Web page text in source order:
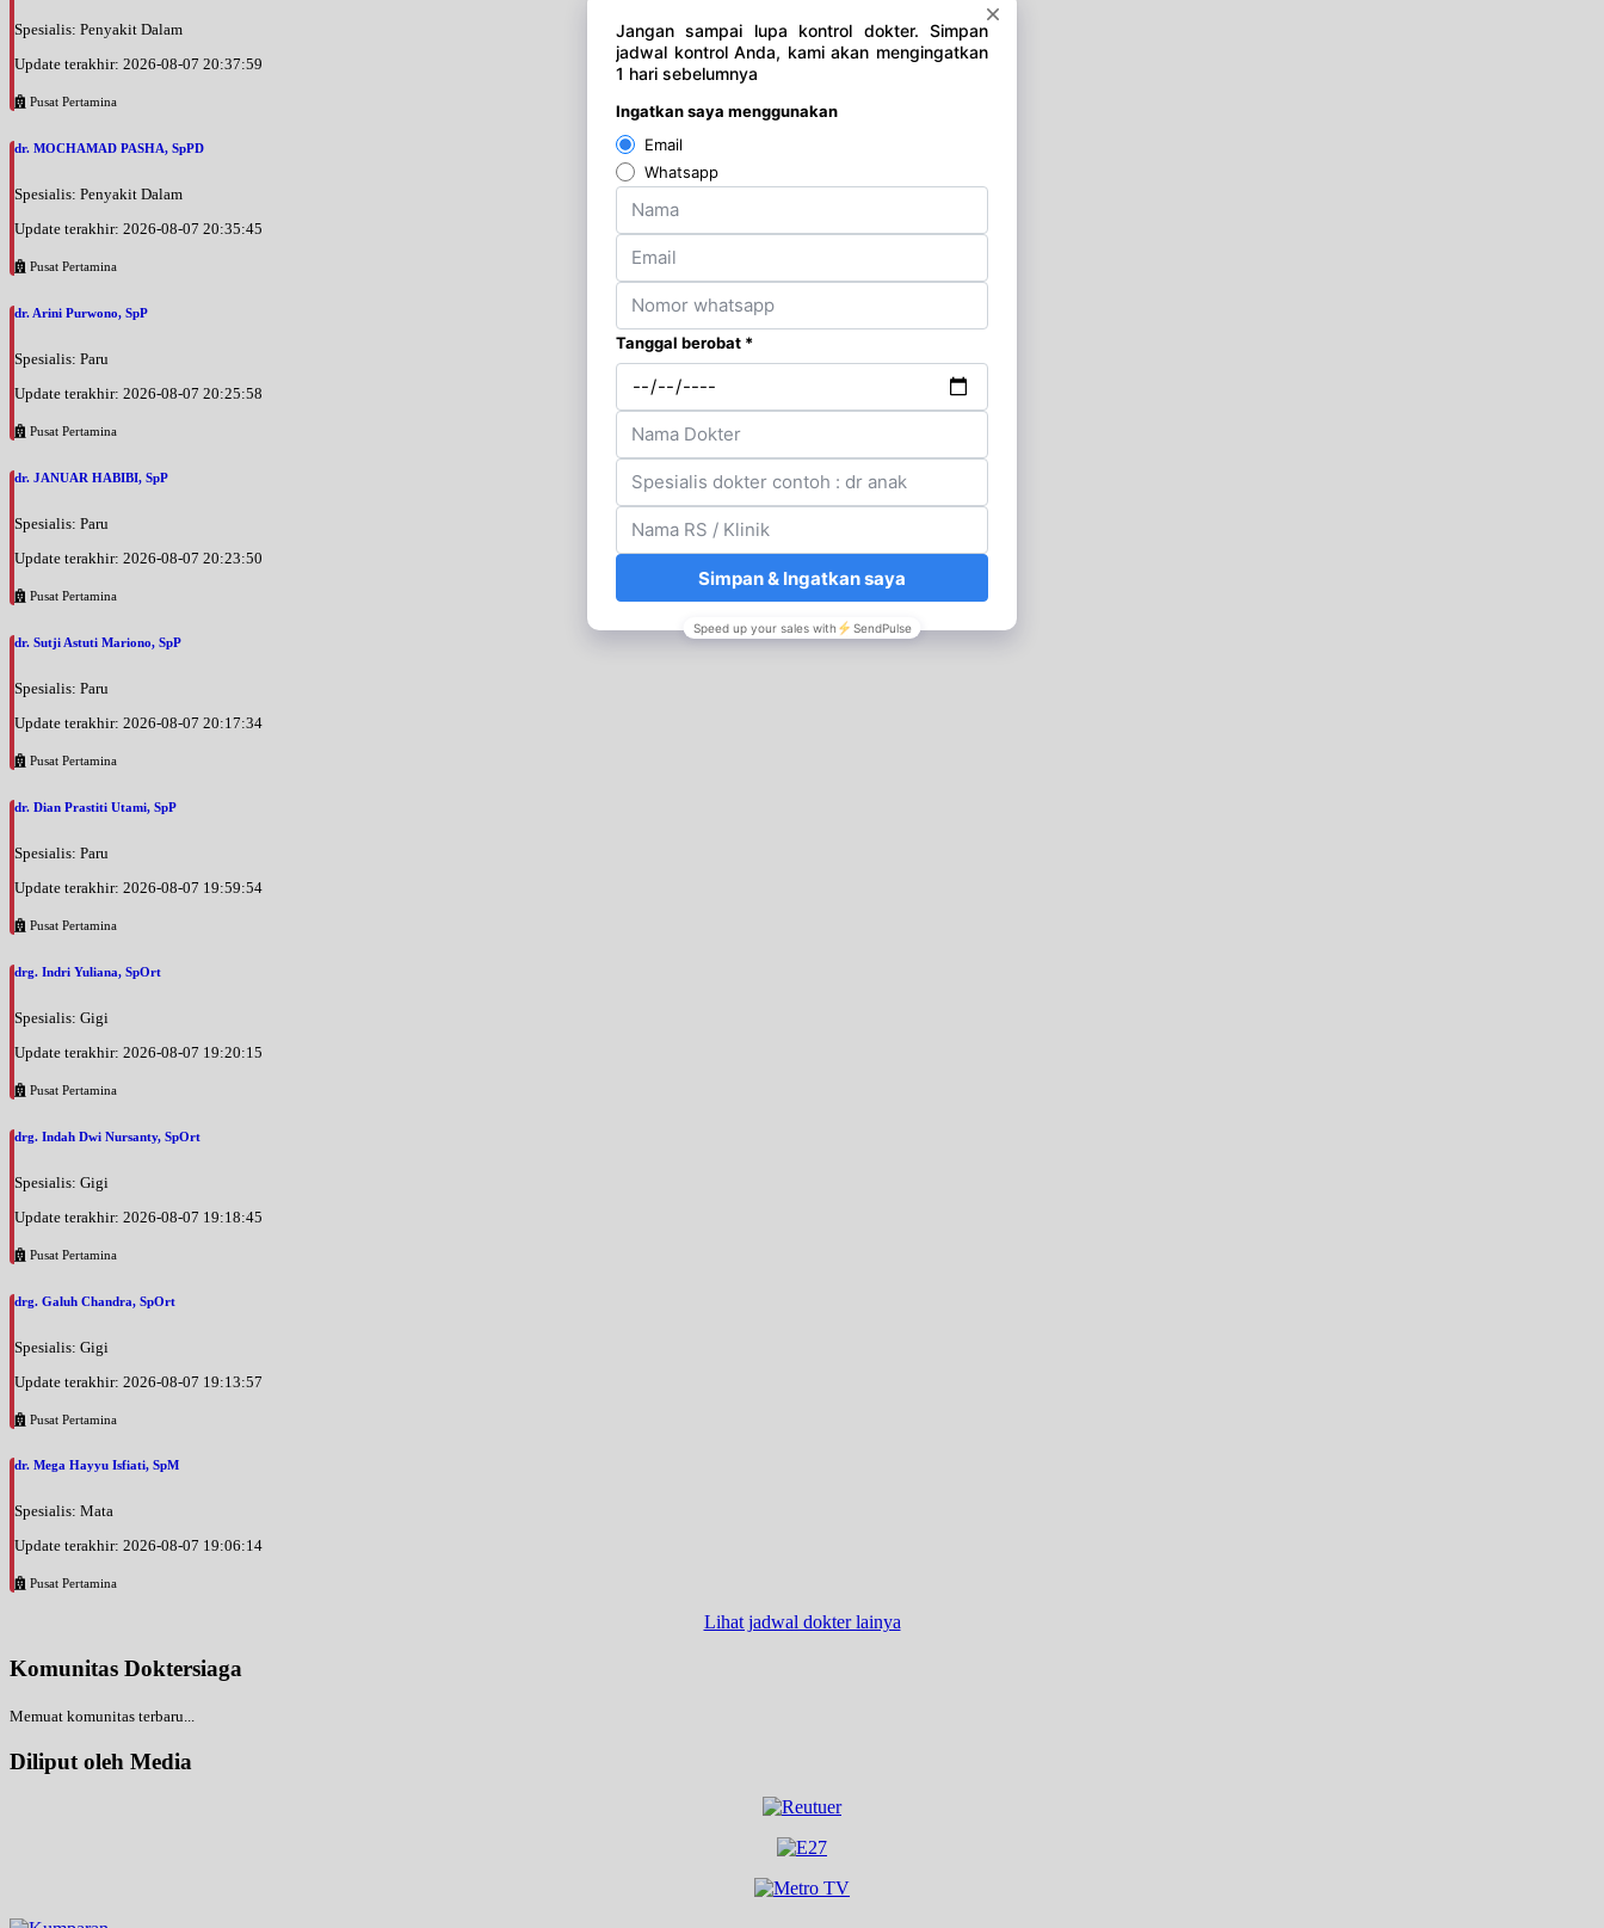
Spesialis: Penyakit Dalam
Update terakhir: 2026-08-07 20:37:59
Pusat Pertamina
dr. MOCHAMAD PASHA, SpPD
Spesialis: Penyakit Dalam
Update terakhir: 2026-08-07 20:35:45
Pusat Pertamina
dr. Arini Purwono, SpP
Spesialis: Paru
Update terakhir: 2026-08-07 20:25:58
Pusat Pertamina
dr. JANUAR HABIBI, SpP
Spesialis: Paru
Update terakhir: 2026-08-07 20:23:50
Pusat Pertamina
dr. Sutji Astuti Mariono, SpP
Spesialis: Paru
Update terakhir: 2026-08-07 20:17:34
Pusat Pertamina
dr. Dian Prastiti Utami, SpP
Spesialis: Paru
Update terakhir: 2026-08-07 19:59:54
Pusat Pertamina
drg. Indri Yuliana, SpOrt
Spesialis: Gigi
Update terakhir: 2026-08-07 19:20:15
Pusat Pertamina
drg. Indah Dwi Nursanty, SpOrt
Spesialis: Gigi
Update terakhir: 2026-08-07 19:18:45
Pusat Pertamina
drg. Galuh Chandra, SpOrt
Spesialis: Gigi
Update terakhir: 2026-08-07 19:13:57
Pusat Pertamina
dr. Mega Hayyu Isfiati, SpM
Spesialis: Mata
Update terakhir: 2026-08-07 19:06:14
Pusat Pertamina
Lihat jadwal dokter lainya
Komunitas Doktersiaga
Memuat komunitas terbaru...
Diliput oleh Media